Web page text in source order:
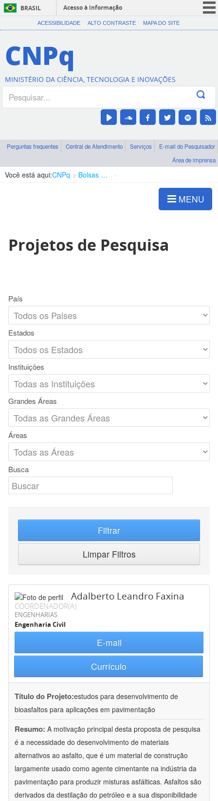
BRASIL
Acesso à informação
CORONAVÍRUS (COVID-19)
Canais
ACESSIBILIDADE ALTO CONTRASTE MAPA DO SITE
CNPq
MINISTÉRIO DA CIÊNCIA, TECNOLOGIA E INOVAÇÕES
Perguntas frequentes Central de Atendimento Serviços
E-mail do Pesquisador
Área de imprensa
Você está aqui:CNPq Bolsas e Auxílios Vigentes
MENU
Projetos de Pesquisa
País
Estados
Instituições
Grandes Áreas
Áreas
Busca
Filtrar
Limpar Filtros
Adalberto Leandro Faxina
COORDENADOR(A)
ENGENHARIAS
Engenharia Civil
E-mail
Currículo
Título do Projeto:estudos para desenvolvimento de
bioasfaltos para aplicações em pavimentação
Resumo: A motivação principal desta proposta de pesquisa
é a necessidade do desenvolvimento de materiais
alternativos ao asfalto, que é um material de construção
largamente usado como agente cimentante na indústria da
pavimentação para produzir misturas asfálticas. Asfaltos são
derivados da destilação do petróleo e a sua disponibilidade